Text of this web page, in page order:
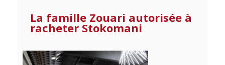
La famille Zouari autorisée à
racheter Stokomani